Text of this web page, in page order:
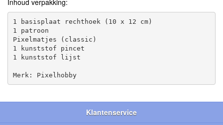
Inhoud verpakking:
1 basisplaat rechthoek (10 x 12 cm)
1 patroon
Pixelmatjes (classic)
1 kunststof pincet
1 kunststof lijst
Merk: Pixelhobby
Klantenservice